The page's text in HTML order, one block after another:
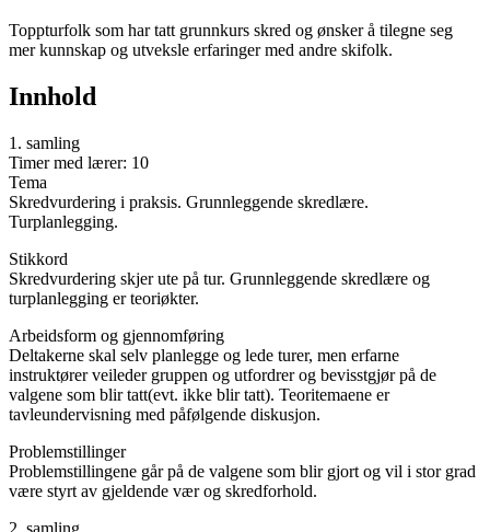
Toppturfolk som har tatt grunnkurs skred og ønsker å tilegne seg
mer kunnskap og utveksle erfaringer med andre skifolk.
Innhold
1. samling
Timer med lærer: 10
Tema
Skredvurdering i praksis. Grunnleggende skredlære.
Turplanlegging.
Stikkord
Skredvurdering skjer ute på tur. Grunnleggende skredlære og
turplanlegging er teoriøkter.
Arbeidsform og gjennomføring
Deltakerne skal selv planlegge og lede turer, men erfarne
instruktører veileder gruppen og utfordrer og bevisstgjør på de
valgene som blir tatt(evt. ikke blir tatt). Teoritemaene er
tavleundervisning med påfølgende diskusjon.
Problemstillinger
Problemstillingene går på de valgene som blir gjort og vil i stor grad
være styrt av gjeldende vær og skredforhold.